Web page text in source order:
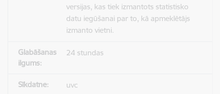
versijas, kas tiek izmantots statistisko
datu iegūšanai par to, kā apmeklētājs
izmanto vietni.
24 stundas
uvc